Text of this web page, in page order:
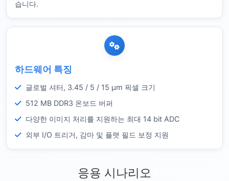
습니다.
하드웨어 특징
글로벌 셔터, 3.45 / 5 / 15 µm 픽셀 크기
512 MB DDR3 온보드 버퍼
다양한 이미지 처리를 지원하는 최대 14 bit ADC
외부 I/O 트리거, 감마 및 플랫 필드 보정 지원
응용 시나리오